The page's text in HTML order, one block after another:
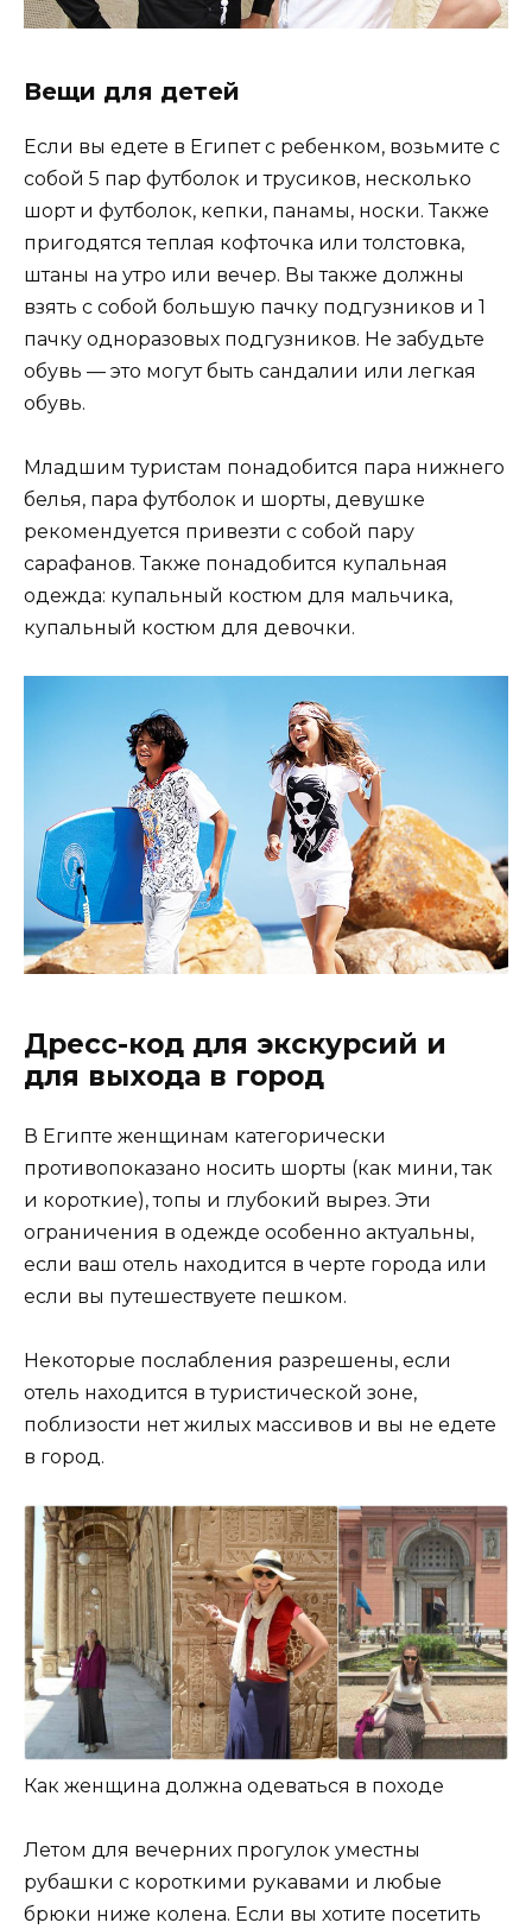
Вещи для детей
Если вы едете в Египет с ребенком, возьмите с
собой 5 пар футболок и трусиков, несколько
шорт и футболок, кепки, панамы, носки. Также
пригодятся теплая кофточка или толстовка,
штаны на утро или вечер. Вы также должны
взять с собой большую пачку подгузников и 1
пачку одноразовых подгузников. Не забудьте
обувь — это могут быть сандалии или легкая
обувь.
Младшим туристам понадобится пара нижнего
белья, пара футболок и шорты, девушке
рекомендуется привезти с собой пару
сарафанов. Также понадобится купальная
одежда: купальный костюм для мальчика,
купальный костюм для девочки.
Дресс-код для экскурсий и
для выхода в город
В Египте женщинам категорически
противопоказано носить шорты (как мини, так
и короткие), топы и глубокий вырез. Эти
ограничения в одежде особенно актуальны,
если ваш отель находится в черте города или
если вы путешествуете пешком.
Некоторые послабления разрешены, если
отель находится в туристической зоне,
поблизости нет жилых массивов и вы не едете
в город.
Как женщина должна одеваться в походе
Летом для вечерних прогулок уместны
рубашки с короткими рукавами и любые
брюки ниже колена. Если вы хотите посетить